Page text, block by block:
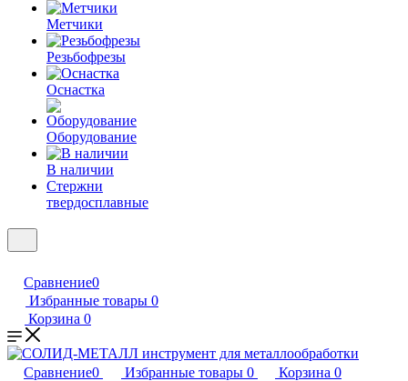
Метчики
Резьбофрезы
Оснастка
Оборудование
В наличии
Стержни
твердосплавные
Сравнение0
Избранные товары 0
Корзина 0
Сравнение0 Избранные товары 0 Корзина 0